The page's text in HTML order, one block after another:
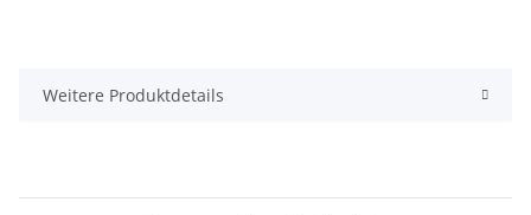
Weitere Produktdetails